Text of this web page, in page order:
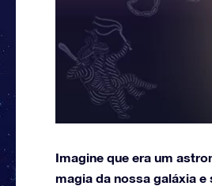
Imagine que era um
magia da nossa galáxia